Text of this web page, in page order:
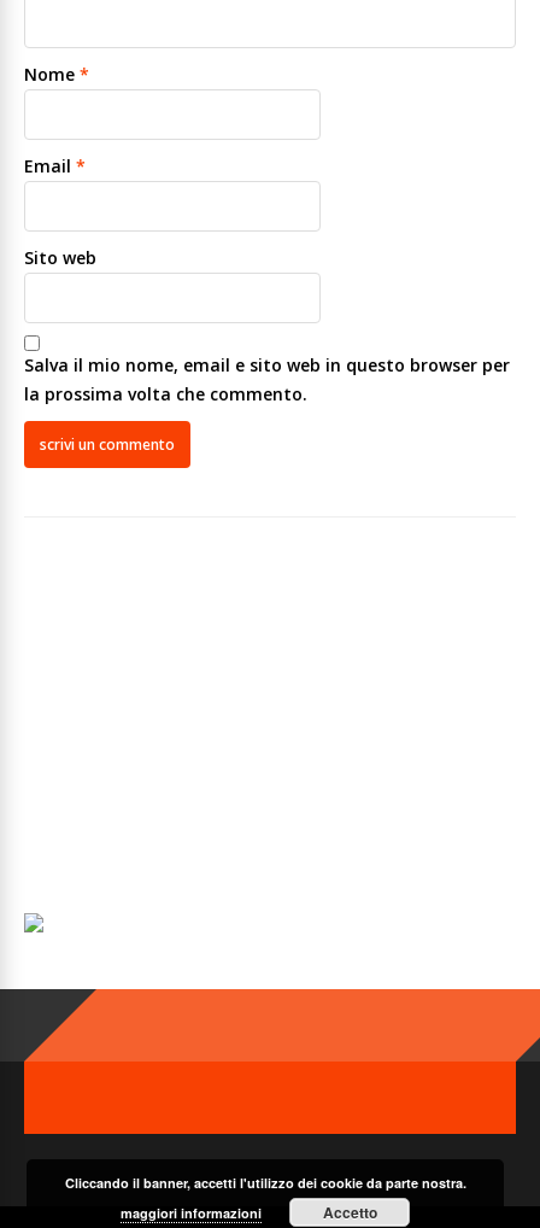
Nome *
Email *
Sito web
Salva il mio nome, email e sito web in questo browser per
la prossima volta che commento.
Cliccando il banner, accetti l'utilizzo dei cookie da parte nostra.
maggiori informazioni
Accetto